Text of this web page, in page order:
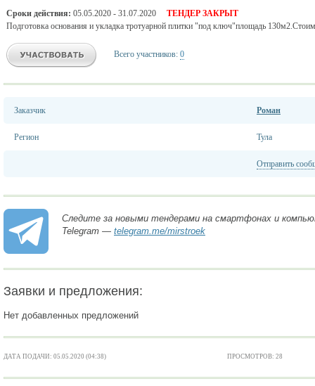
Сроки действия: 05.05.2020 - 31.07.2020
ТЕНДЕР ЗАКРЫТ
Подготовка основания и укладка тротуарной плитки "под ключ"площадь
Всего участников: 0
Заказчик Роман
Регион Тула
Отправить
Следите за новыми тендерами на смартфонах и
Telegram — telegram.me/mirstroek
Заявки и предложения:
Нет добавленных предложений
ДАТА ПОДАЧИ: 05.05.2020 (04:38) ПРОСМОТРОВ: 28